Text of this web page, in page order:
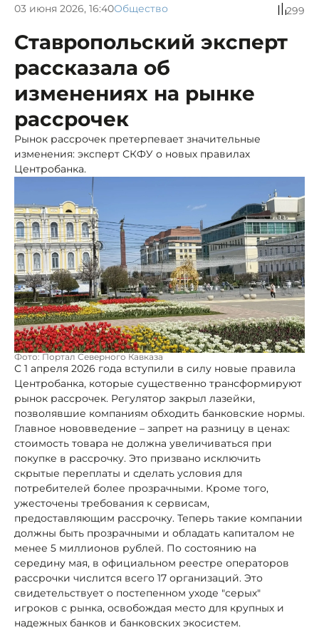
03 июня 2026, 16:40Общество 299
Ставропольский эксперт
рассказала об
изменениях на рынке
рассрочек
Рынок рассрочек претерпевает значительные
изменения: эксперт СКФУ о новых правилах
Центробанка.
Фото: Портал Северного Кавказа
С 1 апреля 2026 года вступили в силу новые правила
Центробанка, которые существенно трансформируют
рынок рассрочек. Регулятор закрыл лазейки,
позволявшие компаниям обходить банковские нормы.
Главное нововведение – запрет на разницу в ценах:
стоимость товара не должна увеличиваться при
покупке в рассрочку. Это призвано исключить
скрытые переплаты и сделать условия для
потребителей более прозрачными. Кроме того,
ужесточены требования к сервисам,
предоставляющим рассрочку. Теперь такие компании
должны быть прозрачными и обладать капиталом не
менее 5 миллионов рублей. По состоянию на
середину мая, в официальном реестре операторов
рассрочки числится всего 17 организаций. Это
свидетельствует о постепенном уходе "серых"
игроков с рынка, освобождая место для крупных и
надежных банков и банковских экосистем.